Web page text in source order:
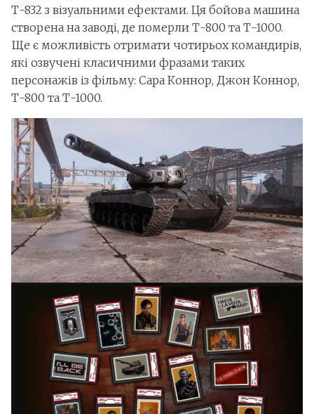
Т-832 з візуальними ефектами. Ця бойова машина
створена на заводі, де померли Т-800 та Т-1000.
Ще є можливість отримати чотирьох командирів,
які озвучені класичними фразами таких
персонажів із фільму: Сара Коннор, Джон Коннор,
Т-800 та Т-1000.